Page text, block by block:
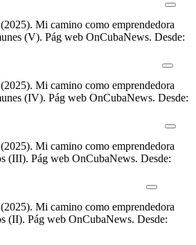
Mi camino como emprendedora
(V). Pág web OnCubaNews. Desde:
Mi camino como emprendedora
(IV). Pág web OnCubaNews. Desde:
Mi camino como emprendedora
(III). Pág web OnCubaNews. Desde:
Mi camino como emprendedora
(II). Pág web OnCubaNews. Desde: